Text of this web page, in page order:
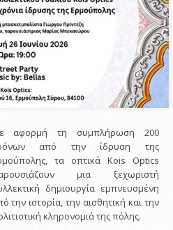
αφορμή τη συμπλήρωση 200
από την ίδρυση της
τα οπτικά Kois Optics
μια ξεχωριστή
δημιουργία εμπνευσμένη
την ιστορία, την αισθητική και την
κληρονομιά της πόλης.